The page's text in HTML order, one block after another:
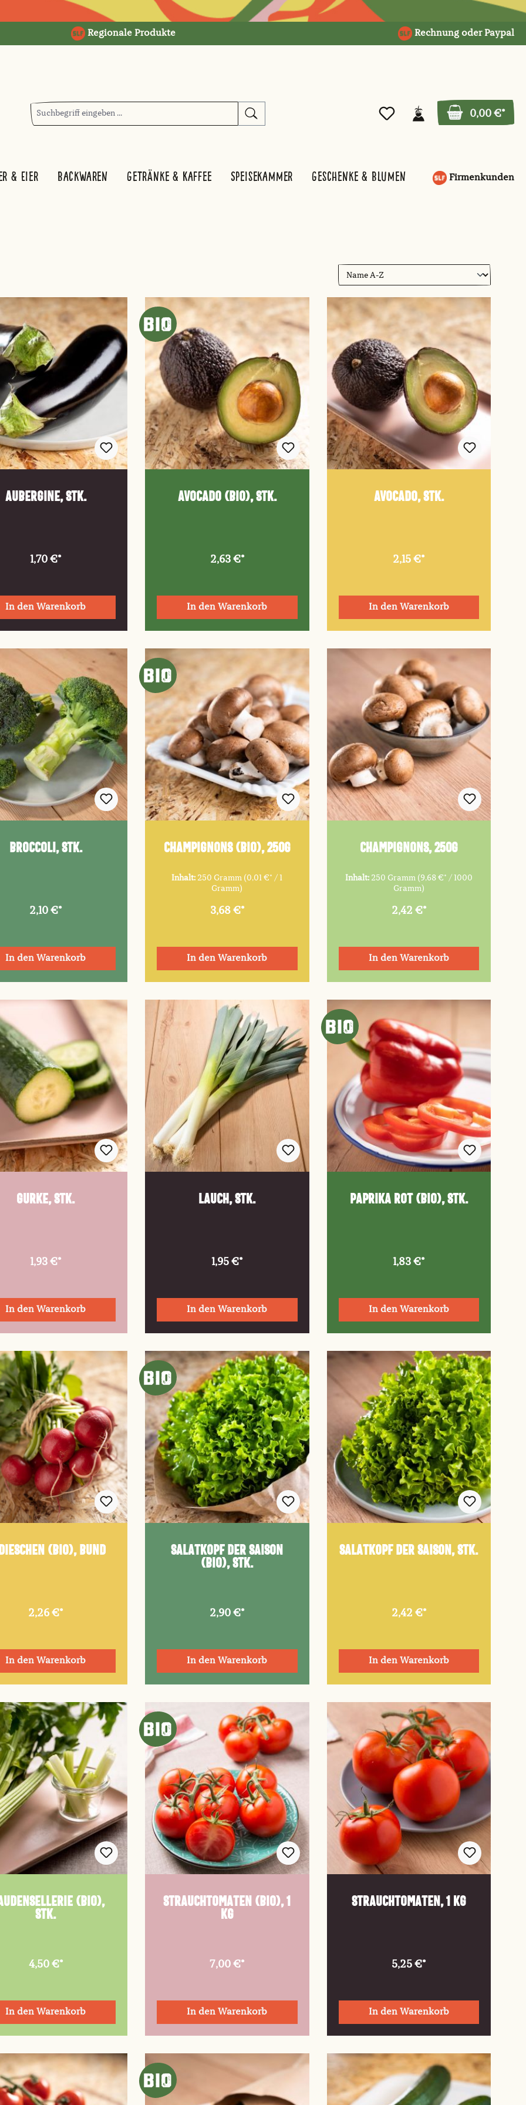
Regionale Produkte Rechnung oder Paypal
0,00 €*
& Eier Backwaren Getränke & Kaffee Speisekammer Geschenke & Blumen Firmenkunden
Aubergine, Stk.
1,70 €*
In den Warenkorb
Avocado (Bio), Stk.
2,63 €*
In den Warenkorb
Avocado, Stk.
2,15 €*
In den Warenkorb
Broccoli, Stk.
2,10 €*
In den Warenkorb
Champignons (Bio), 250g
Inhalt: 250 Gramm (0,01 €* / 1
Gramm)
3,68 €*
In den Warenkorb
Champignons, 250g
Inhalt: 250 Gramm (9,68 €* / 1000
Gramm)
2,42 €*
In den Warenkorb
Gurke, Stk.
1,93 €*
In den Warenkorb
Lauch, Stk.
1,95 €*
In den Warenkorb
Paprika rot (Bio), Stk.
1,83 €*
In den Warenkorb
(Bio), Bund
2,26 €*
In den Warenkorb
Salatkopf der Saison
(Bio), Stk.
2,90 €*
In den Warenkorb
Salatkopf der Saison, Stk.
2,42 €*
In den Warenkorb
(Bio),
Stk.
4,50 €*
In den Warenkorb
Strauchtomaten (Bio), 1
kg
7,00 €*
In den Warenkorb
Strauchtomaten, 1 kg
5,25 €*
In den Warenkorb